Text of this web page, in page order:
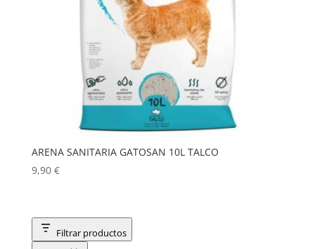
ARENA SANITARIA GATOSAN 10L TALCO
9,90 €
Filtrar productos